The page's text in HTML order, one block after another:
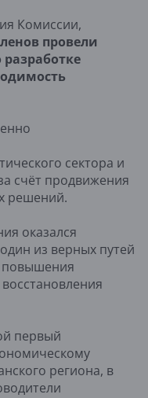
Комиссии,
провели
сектора и
счёт продвижения
решений.
оказался
из верных путей
повышения
первый
региона, в